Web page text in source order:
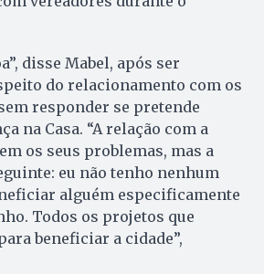
disse Mabel, após ser
do relacionamento com os
responder se pretende
na Casa. “A relação com a
os seus problemas, mas a
eu não tenho nenhum
alguém especificamente
Todos os projetos que
beneficiar a cidade”,